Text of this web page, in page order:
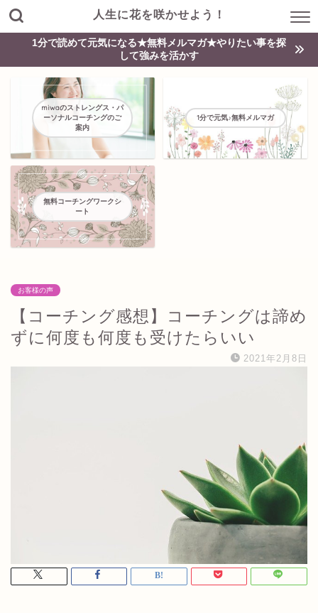
人生に花を咲かせよう！
1分で読めて元気になる★無料メルマガ★やりたい事を探
して強みを活かす
miwaのストレングス・パ
ーソナルコーチングのご
案内
1分で元気♪無料メルマガ
無料コーチングワークシ
ート
お客様の声
【コーチング感想】コーチングは諦め
ずに何度も何度も受けたらいい
2021年2月8日